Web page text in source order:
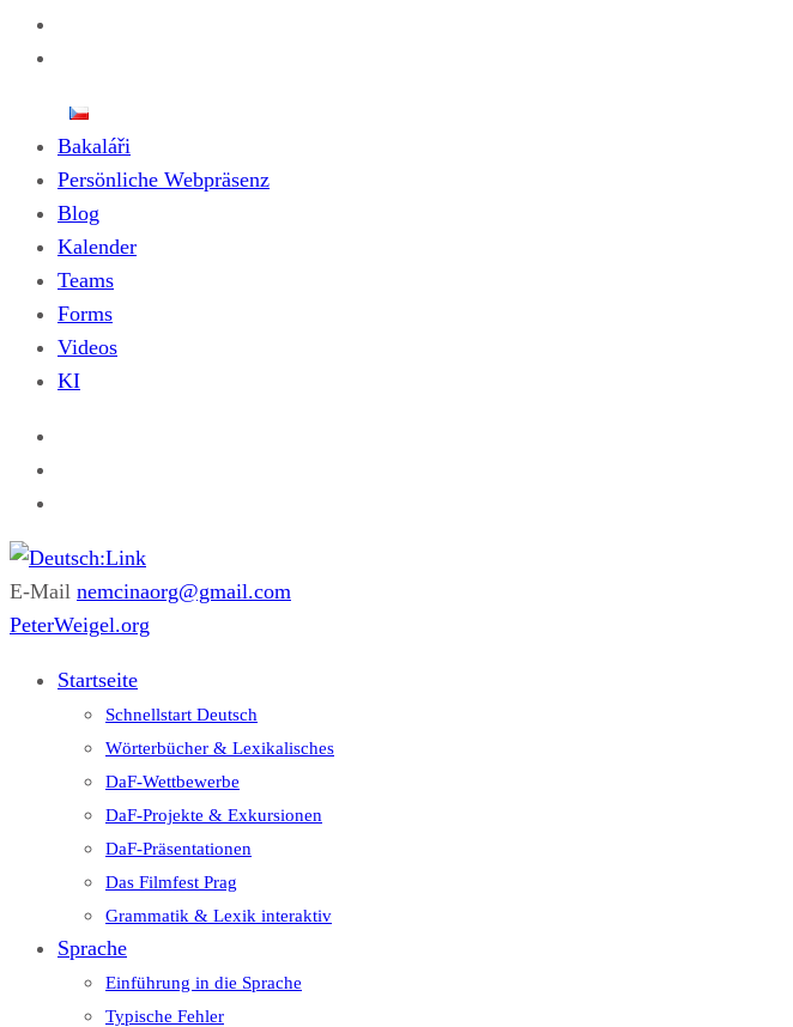
Bakaláři
Persönliche Webpräsenz
Blog
Kalender
Teams
Forms
Videos
KI
Deutsch:Link
Edu-Portál pro němčinu | Interaktiver Unterricht Deutsch als Fremdsprache auf einen Blick
E-Mail nemcinaorg@gmail.com
PeterWeigel.org
Startseite
Schnellstart Deutsch
Wörterbücher & Lexikalisches
DaF-Wettbewerbe
DaF-Projekte & Exkursionen
DaF-Präsentationen
Das Filmfest Prag
Grammatik & Lexik interaktiv
Sprache
Einführung in die Sprache
Typische Fehler